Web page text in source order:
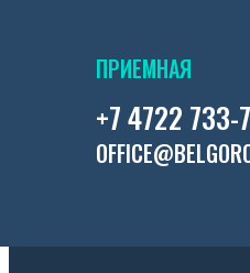
ПРИЕМНАЯ
+7 4722 733-